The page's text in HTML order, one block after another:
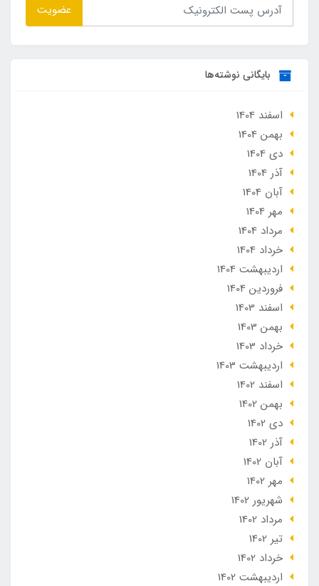
عضویت
بایگانی نوشته‌ها
اسفند 1404
بهمن 1404
دی 1404
آذر 1404
آبان 1404
مهر 1404
مرداد 1404
خرداد 1404
ارديبهشت 1404
فروردین 1404
اسفند 1403
بهمن 1403
خرداد 1403
ارديبهشت 1403
اسفند 1402
بهمن 1402
دی 1402
آذر 1402
آبان 1402
مهر 1402
شهریور 1402
مرداد 1402
تير 1402
خرداد 1402
ارديبهشت 1402